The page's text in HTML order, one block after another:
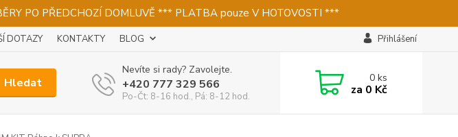
PO PŘEDCHOZÍ DOMLUVĚ *** PLATBA pouze V HOTOVOSTI ***
DOTAZY KONTAKTY BLOG Přihlášení
Hledat
Nevíte si rady? Zavolejte.
+420 777 329 566
Po-Čt: 8-16 hod., Pá: 8-12 hod.
0ks
za 0 Kč